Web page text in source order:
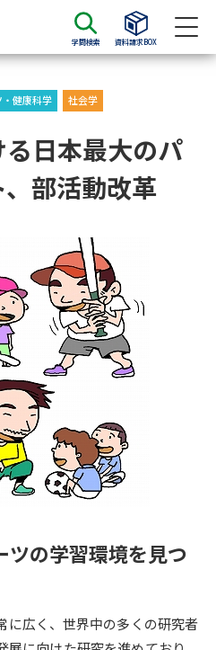
学問検索 資料請求BOX
資料検索
求
大学入学共通テスト利用選抜の
募集要項＆願書
求
大学院の資料請求
大学入学共通テスト「受験案
内」の請求
高等学校卒業程度認定試験
小学校教員資格認定試験
・健康科学 社会学
日本最大のパ
部活動改革
ツの学習環境を見つ
に広く、世界中の多くの研究者